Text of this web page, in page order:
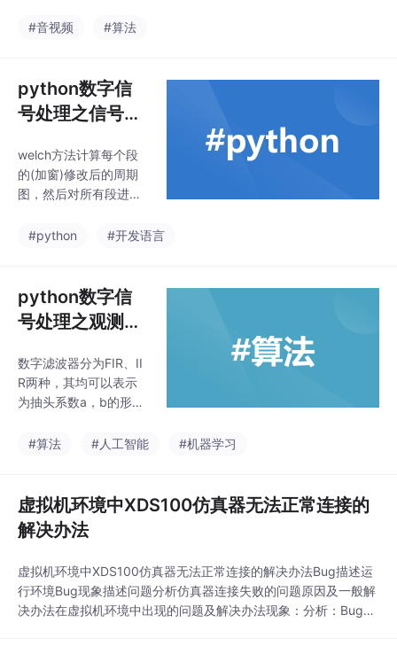
它在物理实物上分为有线和无线，在资源上分为时域、频域、空
#音视频 #算法
python数字信
号处理之信号功
算：welch方法
（分段加窗平均
ett方法（周期
码实现
welch方法计算每个段
的(加窗)修改后的周期
图，然后对所有段进行
谱密度。
#python #开发语言
python数字信
号处理之观测任
频率响应：从原
理解析到代码实
数字滤波器分为FIR、II
R两种，其均可以表示
为抽头系数a，b的形
函数一般表示为：H(z)
⋯+aNz−NH(z) = \frac
{B(z)}{A(z)} = \frac{b_
0 + b_1 z^{-1} + \dots
1 z^{-1} + \dots + a_N
#算法 #人工智能 #机器学习
虚拟机环境中XDS100仿真器无法正常连接的
解决办法
虚拟机环境中XDS100仿真器无法正常连接的解决办法Bug描述运
行环境Bug现象描述问题分析仿真器连接失败的问题原因及一般解
决办法在虚拟机环境中出现的问题及解决办法现象：分析：Bug描